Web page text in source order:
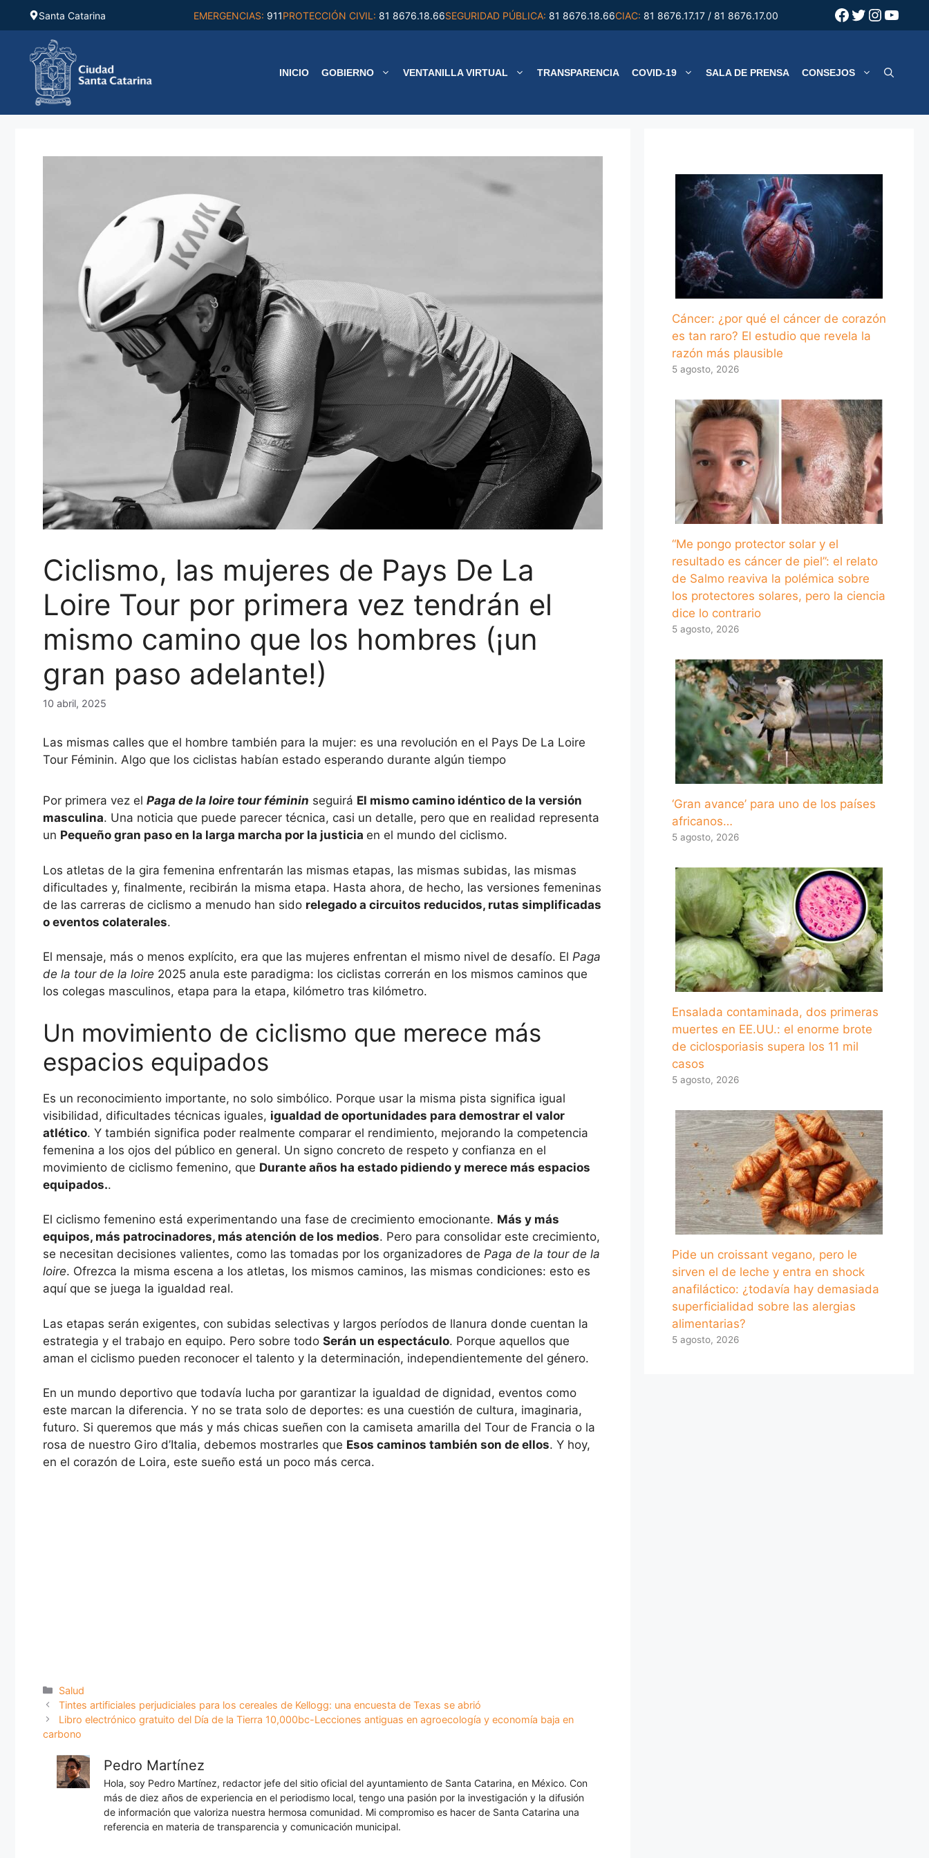
Saltar
contenido
Santa Catarina EMERGENCIAS: 911PROTECCIÓN CIVIL: 81 8676.18.66SEGURIDAD PÚBLICA: 81 8676.18.66CIAC: 81 8676.17.17 / 81 8676.17.00 Facebook
Twitter
INICIO GOBIERNO VENTANILLA VIRTUAL TRANSPARENCIA COVID-19 SALA DE PRENSA CONSEJOS
Ciclismo, las mujeres de Pays De La
Loire Tour por primera vez tendrán el
mismo camino que los hombres (¡un
gran paso adelante!)
10 abril, 2025
Las mismas calles que el hombre también para la mujer: es una revolución en el Pays De La Loire
Tour Féminin. Algo que los ciclistas habían estado esperando durante algún tiempo
Por primera vez el Paga de la loire tour féminin seguirá El mismo camino idéntico de la versión
masculina. Una noticia que puede parecer técnica, casi un detalle, pero que en realidad representa
un Pequeño gran paso en la larga marcha por la justicia en el mundo del ciclismo.
Los atletas de la gira femenina enfrentarán las mismas etapas, las mismas subidas, las mismas
dificultades y, finalmente, recibirán la misma etapa. Hasta ahora, de hecho, las versiones femeninas
de las carreras de ciclismo a menudo han sido relegado a circuitos reducidos, rutas simplificadas
o eventos colaterales.
El mensaje, más o menos explícito, era que las mujeres enfrentan el mismo nivel de desafío. El Paga
de la tour de la loire 2025 anula este paradigma: los ciclistas correrán en los mismos caminos que
los colegas masculinos, etapa para la etapa, kilómetro tras kilómetro.
Un movimiento de ciclismo que merece más
espacios equipados
Es un reconocimiento importante, no solo simbólico. Porque usar la misma pista significa igual
visibilidad, dificultades técnicas iguales, igualdad de oportunidades para demostrar el valor
atlético. Y también significa poder realmente comparar el rendimiento, mejorando la competencia
femenina a los ojos del público en general. Un signo concreto de respeto y confianza en el
movimiento de ciclismo femenino, que Durante años ha estado pidiendo y merece más espacios
equipados..
El ciclismo femenino está experimentando una fase de crecimiento emocionante. Más y más
equipos, más patrocinadores, más atención de los medios. Pero para consolidar este crecimiento,
se necesitan decisiones valientes, como las tomadas por los organizadores de Paga de la tour de la
loire. Ofrezca la misma escena a los atletas, los mismos caminos, las mismas condiciones: esto es
aquí que se juega la igualdad real.
Las etapas serán exigentes, con subidas selectivas y largos períodos de llanura donde cuentan la
estrategia y el trabajo en equipo. Pero sobre todo Serán un espectáculo. Porque aquellos que
aman el ciclismo pueden reconocer el talento y la determinación, independientemente del género.
En un mundo deportivo que todavía lucha por garantizar la igualdad de dignidad, eventos como
este marcan la diferencia. Y no se trata solo de deportes: es una cuestión de cultura, imaginaria,
futuro. Si queremos que más y más chicas sueñen con la camiseta amarilla del Tour de Francia o la
rosa de nuestro Giro d’Italia, debemos mostrarles que Esos caminos también son de ellos. Y hoy,
en el corazón de Loira, este sueño está un poco más cerca.
Categorías
Salud
Tintes artificiales perjudiciales para los cereales de Kellogg: una encuesta de Texas se abrió
Libro electrónico gratuito del Día de la Tierra 10,000bc-Lecciones antiguas en agroecología y economía baja en
carbono
Pedro Martínez
Hola, soy Pedro Martínez, redactor jefe del sitio oficial del ayuntamiento de Santa Catarina, en México. Con
más de diez años de experiencia en el periodismo local, tengo una pasión por la investigación y la difusión
de información que valoriza nuestra hermosa comunidad. Mi compromiso es hacer de Santa Catarina una
referencia en materia de transparencia y comunicación municipal.
Cáncer: ¿por qué el cáncer de corazón
es tan raro? El estudio que revela la
razón más plausible
5 agosto, 2026
“Me pongo protector solar y el
resultado es cáncer de piel”: el relato
de Salmo reaviva la polémica sobre
los protectores solares, pero la ciencia
dice lo contrario
5 agosto, 2026
‘Gran avance’ para uno de los países
africanos…
5 agosto, 2026
Ensalada contaminada, dos primeras
muertes en EE.UU.: el enorme brote
de ciclosporiasis supera los 11 mil
casos
5 agosto, 2026
Pide un croissant vegano, pero le
sirven el de leche y entra en shock
anafiláctico: ¿todavía hay demasiada
superficialidad sobre las alergias
alimentarias?
5 agosto, 2026